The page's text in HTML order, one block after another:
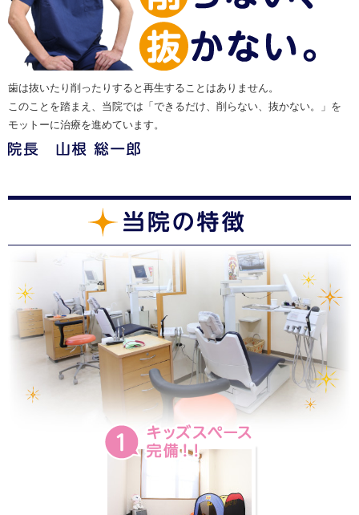
歯は抜いたり削ったりすると再生することはありません。
このことを踏まえ、当院では「できるだけ、削らない、抜かない。」を
モットーに治療を進めています。